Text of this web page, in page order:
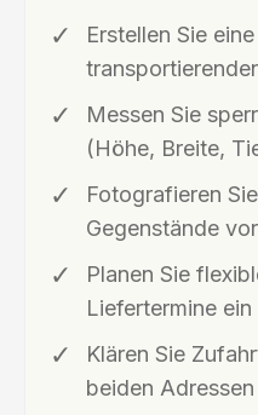
Erstellen Sie
Messen Sie
(Höhe, Breite,
Fotografieren
Gegenstände
Planen Sie
Liefertermine ein
Klären Sie
beiden Adressen